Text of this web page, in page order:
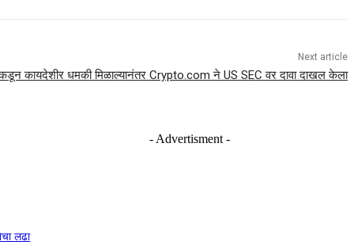
Next article
कायदेशीर धमकी मिळाल्यानंतर Crypto.com ने US SEC वर दावा दाखल केला
- Advertisment -
लढा